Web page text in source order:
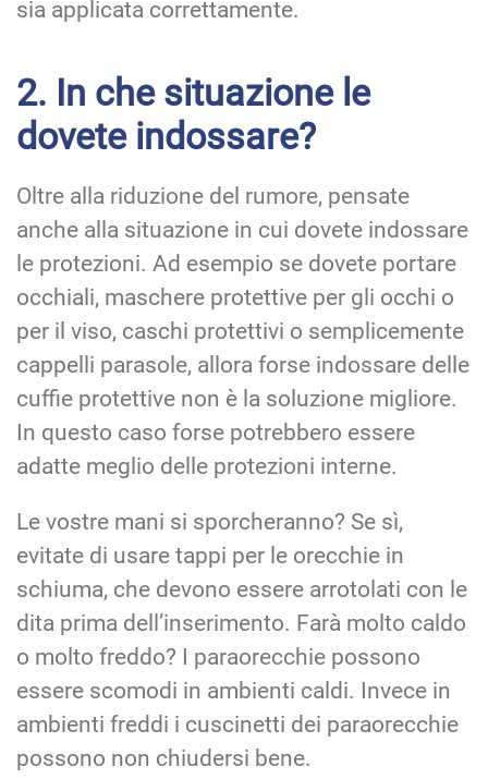
sia applicata correttamente.
2. In che situazione le
dovete indossare?
Oltre alla riduzione del rumore, pensate
anche alla situazione in cui dovete indossare
le protezioni. Ad esempio se dovete portare
occhiali, maschere protettive per gli occhi o
per il viso, caschi protettivi o semplicemente
cappelli parasole, allora forse indossare delle
cuffie protettive non è la soluzione migliore.
In questo caso forse potrebbero essere
adatte meglio delle protezioni interne.
Le vostre mani si sporcheranno? Se sì,
evitate di usare tappi per le orecchie in
schiuma, che devono essere arrotolati con le
dita prima dell’inserimento. Farà molto caldo
o molto freddo? I paraorecchie possono
essere scomodi in ambienti caldi. Invece in
ambienti freddi i cuscinetti dei paraorecchie
possono non chiudersi bene.